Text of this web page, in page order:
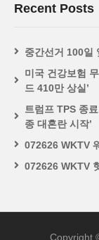
Recent Posts
중간선거 100일
미국 건강보험
드 410만 상실’
트럼프 TPS 종
종 대혼란 시작’
072626 WKTV
072626 WKTV
Copyright